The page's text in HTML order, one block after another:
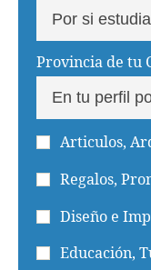
Provincia de tu
Articulos,
Regalos,
Diseño e
Educación,